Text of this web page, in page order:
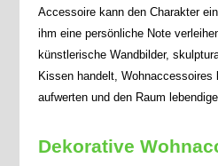
Accessoire kann den Charakter
ihm eine persönliche Note
künstlerische Wandbilder,
Kissen handelt, Wohnaccessoires
aufwerten und den Raum
Dekorative